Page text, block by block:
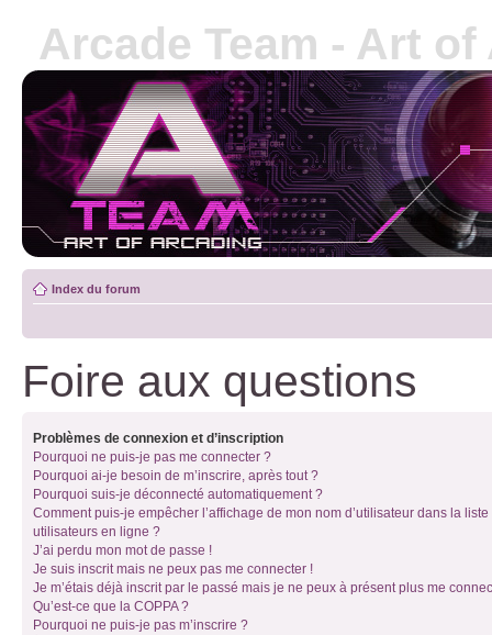
Arcade Team - Art
Index du forum
Foire aux questions
Problèmes de connexion et d’inscription
Pourquoi ne puis-je pas me connecter ?
Pourquoi ai-je besoin de m’inscrire, après tout ?
Pourquoi suis-je déconnecté automatiquement ?
Comment puis-je empêcher l’affichage de mon nom d’utilisateur dans la liste
utilisateurs en ligne ?
J’ai perdu mon mot de passe !
Je suis inscrit mais ne peux pas me connecter !
Je m’étais déjà inscrit par le passé mais je ne peux à présent plus me
Qu’est-ce que la COPPA ?
Pourquoi ne puis-je pas m’inscrire ?